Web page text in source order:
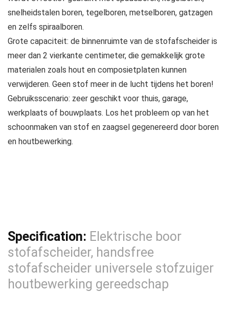
snelheidstalen boren, tegelboren, metselboren, gatzagen
en zelfs spiraalboren.
Grote capaciteit: de binnenruimte van de stofafscheider is
meer dan 2 vierkante centimeter, die gemakkelijk grote
materialen zoals hout en composietplaten kunnen
verwijderen. Geen stof meer in de lucht tijdens het boren!
Gebruiksscenario: zeer geschikt voor thuis, garage,
werkplaats of bouwplaats. Los het probleem op van het
schoonmaken van stof en zaagsel gegenereerd door boren
en houtbewerking.
Specification: Elektrische boor
stofafscheider, handsfree
stofafscheider universele stofzuiger
houtbewerking gereedschap